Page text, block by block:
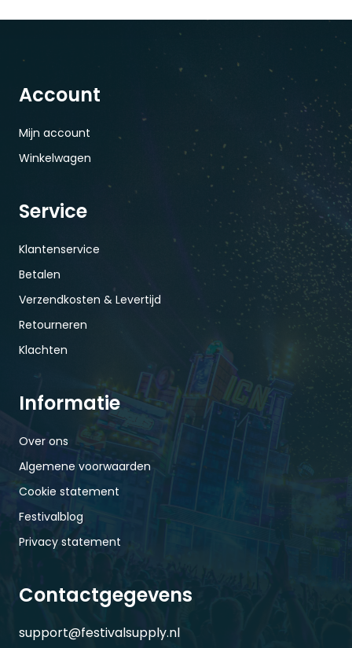
Account
Mijn account
Winkelwagen
Service
Klantenservice
Betalen
Verzendkosten & Levertijd
Retourneren
Klachten
Informatie
Over ons
Algemene voorwaarden
Cookie statement
Festivalblog
Privacy statement
Contactgegevens
support@festivalsupply.nl